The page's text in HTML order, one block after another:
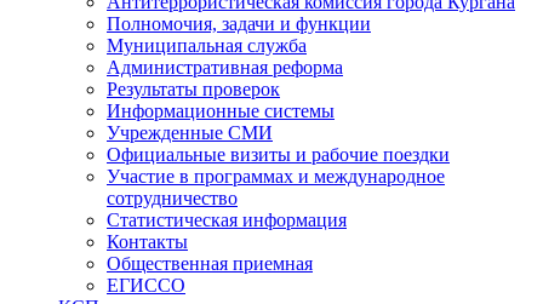
Полномочия, задачи и функции
Муниципальная служба
Административная реформа
Результаты проверок
Информационные системы
Учрежденные СМИ
Официальные визиты и рабочие поездки
Участие в программах и международное
сотрудничество
Статистическая информация
Контакты
Общественная приемная
ЕГИССО